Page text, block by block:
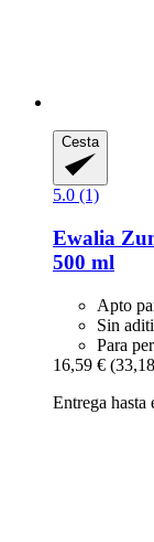
Cesta
5.0 (1)
Ewalia
500 ml
Apto
Sin
Para
16,59 €
Entrega hasta